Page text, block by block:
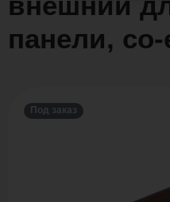
панели,
Под заказ